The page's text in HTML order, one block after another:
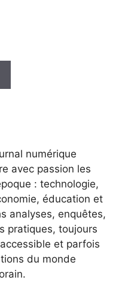
numérique
avec passion les
: technologie,
éducation et
analyses, enquêtes,
pratiques, toujours
et parfois
du monde